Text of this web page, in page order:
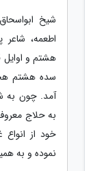
شیخ
اطعمه،
هشتم و اوایل
سده هشتم
آمد. چون به
به حلاج
خود از انواع
نموده و به